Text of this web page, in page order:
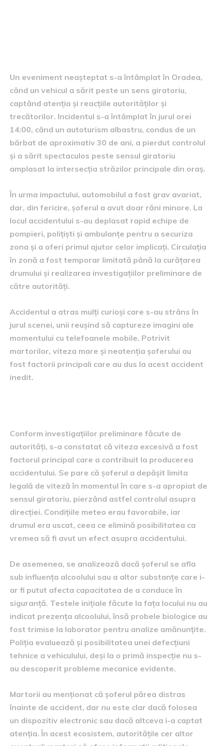
Un eveniment neașteptat s-a întâmplat în Oradea,
când un vehicul a sărit peste un sens giratoriu,
captând atenția și reacțiile autorităților și
trecătorilor. Incidentul s-a întâmplat în jurul orei
14:00, când un autoturism albastru, condus de un
bărbat de aproximativ 30 de ani, a pierdut controlul
și a sărit spectaculos peste sensul giratoriu
amplasat la intersecția străzilor principale din oraș.
În urma impactului, automobilul a fost grav avariat,
dar, din fericire, șoferul a avut doar răni minore. La
locul accidentului s-au deplasat rapid echipe de
pompieri, polițiști și ambulanțe pentru a securiza
zona și a oferi primul ajutor celor implicați. Circulația
în zonă a fost temporar limitată până la curățarea
drumului și realizarea investigațiilor preliminare de
către autorități.
Accidentul a atras mulți curioși care s-au strâns în
jurul scenei, unii reușind să captureze imagini ale
momentului cu telefoanele mobile. Potrivit
martorilor, viteza mare și neatenția șoferului au
fost factorii principali care au dus la acest accident
inedit.
Conform investigațiilor preliminare făcute de
autorități, s-a constatat că viteza excesivă a fost
factorul principal care a contribuit la producerea
accidentului. Se pare că șoferul a depășit limita
legală de viteză în momentul în care s-a apropiat de
sensul giratoriu, pierzând astfel controlul asupra
direcției. Condițiile meteo erau favorabile, iar
drumul era uscat, ceea ce elimină posibilitatea ca
vremea să fi avut un efect asupra accidentului.
De asemenea, se analizează dacă șoferul se afla
sub influența alcoolului sau a altor substanțe care i-
ar fi putut afecta capacitatea de a conduce în
siguranță. Testele inițiale făcute la fața locului nu au
indicat prezența alcoolului, însă probele biologice au
fost trimise la laborator pentru analize amănunțite.
Poliția evaluează și posibilitatea unei defecțiuni
tehnice a vehiculului, deși la o primă inspecție nu s-
au descoperit probleme mecanice evidente.
Martorii au menționat că șoferul părea distras
înainte de accident, dar nu este clar dacă folosea
un dispozitiv electronic sau dacă altceva i-a captat
atenția. În acest ecosistem, autoritățile cer altor